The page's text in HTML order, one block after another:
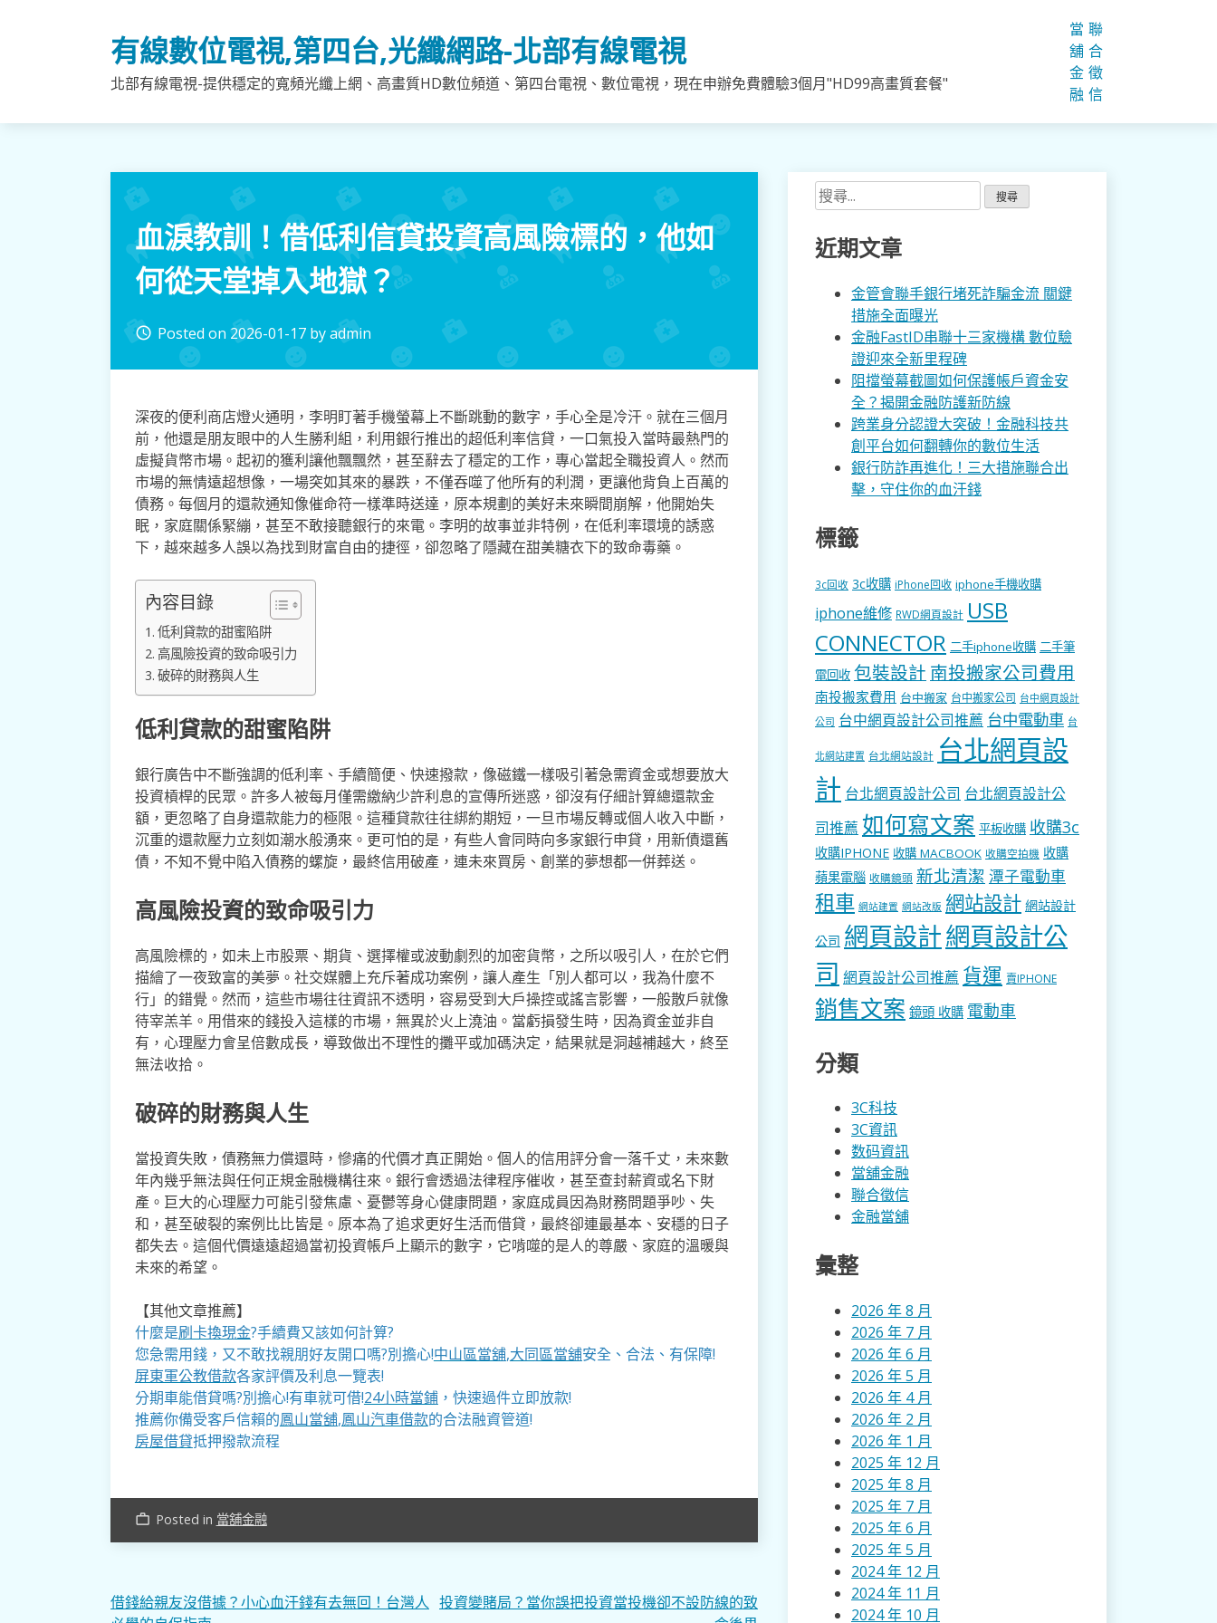
有線數位電視,第四台,光纖網路-北部有線電視
北部有線電視-提供穩定的寬頻光纖上網、高畫質HD數位頻道、第四台電視、數位電視，現在申辦免費體驗3個月"HD99高畫質套餐"
當
舖
金
融
聯
合
徵
信
血淚教訓！借低利信貸投資高風險標的，他如
何從天堂掉入地獄？
access_time Posted on2026-01-17 byadmin
深夜的便利商店燈火通明，李明盯著手機螢幕上不斷跳動的數字，手心全是冷汗。就在三個月
前，他還是朋友眼中的人生勝利組，利用銀行推出的超低利率信貸，一口氣投入當時最熱門的
虛擬貨幣市場。起初的獲利讓他飄飄然，甚至辭去了穩定的工作，專心當起全職投資人。然而
市場的無情遠超想像，一場突如其來的暴跌，不僅吞噬了他所有的利潤，更讓他背負上百萬的
債務。每個月的還款通知像催命符一樣準時送達，原本規劃的美好未來瞬間崩解，他開始失
眠，家庭關係緊繃，甚至不敢接聽銀行的來電。李明的故事並非特例，在低利率環境的誘惑
下，越來越多人誤以為找到財富自由的捷徑，卻忽略了隱藏在甜美糖衣下的致命毒藥。
內容目錄
低利貸款的甜蜜陷阱
高風險投資的致命吸引力
破碎的財務與人生
低利貸款的甜蜜陷阱
銀行廣告中不斷強調的低利率、手續簡便、快速撥款，像磁鐵一樣吸引著急需資金或想要放大
投資槓桿的民眾。許多人被每月僅需繳納少許利息的宣傳所迷惑，卻沒有仔細計算總還款金
額，更忽略了自身還款能力的極限。這種貸款往往綁約期短，一旦市場反轉或個人收入中斷，
沉重的還款壓力立刻如潮水般湧來。更可怕的是，有些人會同時向多家銀行申貸，用新債還舊
債，不知不覺中陷入債務的螺旋，最終信用破產，連未來買房、創業的夢想都一併葬送。
高風險投資的致命吸引力
高風險標的，如未上市股票、期貨、選擇權或波動劇烈的加密貨幣，之所以吸引人，在於它們
描繪了一夜致富的美夢。社交媒體上充斥著成功案例，讓人產生「別人都可以，我為什麼不
行」的錯覺。然而，這些市場往往資訊不透明，容易受到大戶操控或謠言影響，一般散戶就像
待宰羔羊。用借來的錢投入這樣的市場，無異於火上澆油。當虧損發生時，因為資金並非自
有，心理壓力會呈倍數成長，導致做出不理性的攤平或加碼決定，結果就是洞越補越大，終至
無法收拾。
破碎的財務與人生
當投資失敗，債務無力償還時，慘痛的代價才真正開始。個人的信用評分會一落千丈，未來數
年內幾乎無法與任何正規金融機構往來。銀行會透過法律程序催收，甚至查封薪資或名下財
產。巨大的心理壓力可能引發焦慮、憂鬱等身心健康問題，家庭成員因為財務問題爭吵、失
和，甚至破裂的案例比比皆是。原本為了追求更好生活而借貸，最終卻連最基本、安穩的日子
都失去。這個代價遠遠超過當初投資帳戶上顯示的數字，它啃噬的是人的尊嚴、家庭的溫暖與
未來的希望。
【其他文章推薦】
什麼是刷卡換現金?手續費又該如何計算?
您急需用錢，又不敢找親朋好友開口嗎?別擔心!中山區當舖,大同區當舖安全、合法、有保障!
屏東軍公教借款各家評價及利息一覽表!
分期車能借貸嗎?別擔心!有車就可借!24小時當鋪，快速過件立即放款!
推薦你備受客戶信賴的鳳山當舖,鳳山汽車借款的合法融資管道!
房屋借貸抵押撥款流程
work_outline Posted in 當舖金融
文
借錢給親友沒借據？小心血汗錢有去無回！台灣人 投資變賭局？當你誤把投資當投機卻不設防線的致
搜
尋
關
鍵
近期文章
金管會聯手銀行堵死詐騙金流 關鍵
措施全面曝光
金融FastID串聯十三家機構 數位驗
證迎來全新里程碑
阻擋螢幕截圖如何保護帳戶資金安
全？揭開金融防護新防線
跨業身分認證大突破！金融科技共
創平台如何翻轉你的數位生活
銀行防詐再進化！三大措施聯合出
擊，守住你的血汗錢
標籤
3c回收 3c收購 iPhone回收 iphone手機收購
iphone維修 RWD網頁設計 USB
CONNECTOR 二手iphone收購 二手筆
電回收 包裝設計 南投搬家公司費用
南投搬家費用 台中搬家 台中搬家公司 台中網頁設計
公司 台中網頁設計公司推薦 台中電動車 台
北網站建置 台北網站設計 台北網頁設
計 台北網頁設計公司 台北網頁設計公
司推薦 如何寫文案 平板收購 收購3c
收購IPHONE 收購 MACBOOK 收購空拍機 收購
蘋果電腦 收購鏡頭 新北清潔 潭子電動車
租車 網站建置 網站改版 網站設計 網站設計
公司 網頁設計網頁設計公
司 網頁設計公司推薦 貨運 賣IPHONE
銷售文案 鏡頭 收購 電動車
分類
3C科技
3C資訊
数码資訊
當舖金融
聯合徵信
金融當舖
彙整
2026 年 8 月
2026 年 7 月
2026 年 6 月
2026 年 5 月
2026 年 4 月
2026 年 2 月
2026 年 1 月
2025 年 12 月
2025 年 8 月
2025 年 7 月
2025 年 6 月
2025 年 5 月
2024 年 12 月
2024 年 11 月
2024 年 10 月